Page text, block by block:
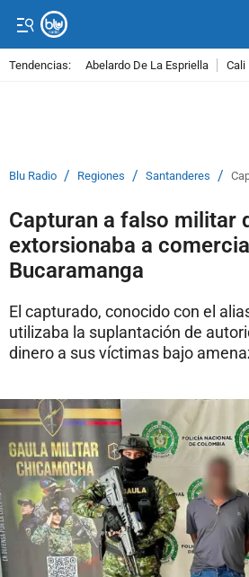
Tendencias: Abelardo De La Espriella Cali
Blu Radio / Regiones / Santanderes /
Capturan a falso militar
extorsionaba a
Bucaramanga
El capturado, conocido con el
utilizaba la suplantación de
dinero a sus víctimas bajo